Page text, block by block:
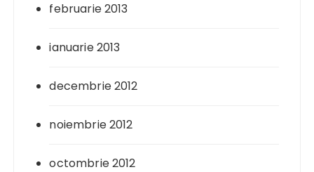
februarie 2013
ianuarie 2013
decembrie 2012
noiembrie 2012
octombrie 2012